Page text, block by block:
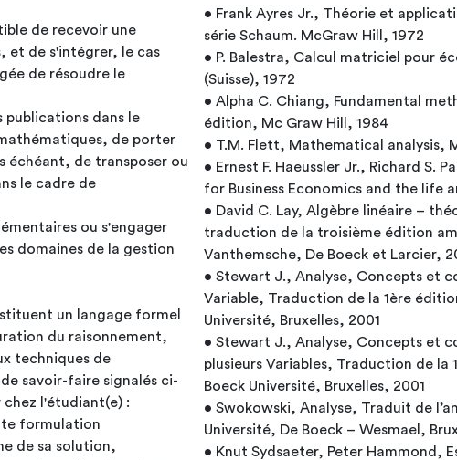
de recevoir une
et de s'intégrer, le cas
de résoudre le
publications dans le
de porter
échéant, de transposer ou
le cadre de
ou s'engager
domaines de la gestion
un langage formel
du raisonnement,
techniques de
savoir-faire signalés ci-
l'étudiant(e) :
formulation
de sa solution,
• Frank Ayres Jr., Théorie et
série Schaum. McGraw Hill, 1972
• P. Balestra, Calcul matriciel pour
(Suisse), 1972
• Alpha C. Chiang, Fundamental
édition, Mc Graw Hill, 1984
• T.M. Flett, Mathematical analysis,
• Ernest F. Haeussler Jr., Richard S.
for Business Economics and the life
• David C. Lay, Algèbre linéaire –
traduction de la troisième édition
Vanthemsche, De Boeck et Larcier,
• Stewart J., Analyse, Concepts et
Variable, Traduction de la 1ère
Université, Bruxelles, 2001
• Stewart J., Analyse, Concepts et
plusieurs Variables, Traduction de
Boeck Université, Bruxelles, 2001
• Swokowski, Analyse, Traduit de
Université, De Boeck – Wesmael,
• Knut Sydsaeter, Peter Hammond,